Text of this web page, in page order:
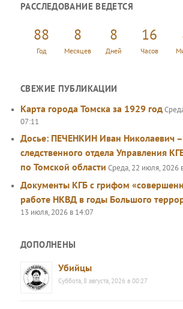
с
РАССЛЕДОВАНИЕ ВЕДЕТСЯ
88
Год
8
Месяцев
8
Дней
16
Часов
СВЕЖИЕ ПУБЛИКАЦИИ
Карта города Томска за 1929 год
07:11
Досье: ПЕЧЕНКИН Иван Николаевич
следственного отдела Управления
по Томской области Среда, 22 июля, 2026
Документы КГБ с грифом
работе НКВД в годы Большого
13 июля, 2026 в 14:07
ДОПОЛНЕНЫ
Убийцы
Суббота, 8 августа, 2026 в 00:27